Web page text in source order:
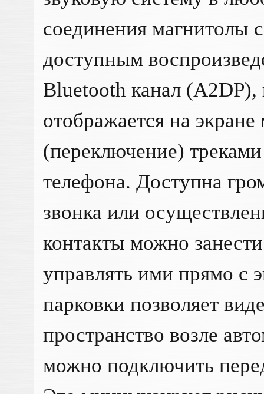
соединения магнитолы
доступным
Bluetooth канал (A2DP),
отображается на
(переключение)
телефона. Доступна
звонка или
контакты можно
управлять ими прямо с
парковки позволяет
пространство возле
можно подключить